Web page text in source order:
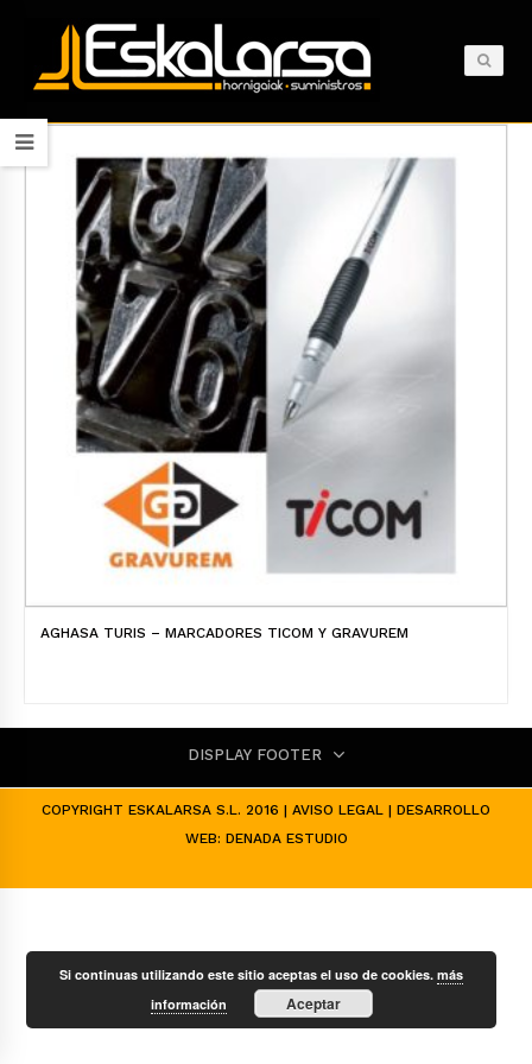
AGHASA TURIS – MARCADORES TICOM Y GRAVUREM
DISPLAY FOOTER
COPYRIGHT ESKALARSA S.L. 2016 | AVISO LEGAL | DESARROLLO
WEB: DENADA ESTUDIO
Si continuas utilizando este sitio aceptas el uso de cookies.más
información
Aceptar